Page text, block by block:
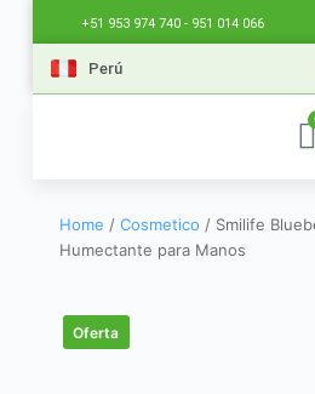
+51 953 974 740 - 951 014 066
Perú
Home / Cosmetico / Smilife
Humectante para Manos
Oferta